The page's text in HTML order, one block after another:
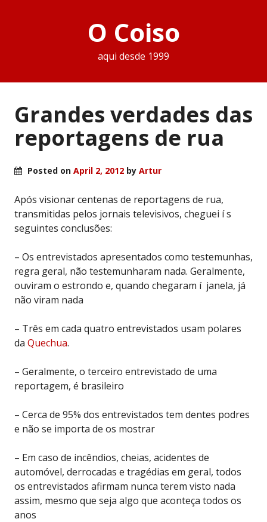
O Coiso
aqui desde 1999
Grandes verdades das
reportagens de rua
Posted on April 2, 2012 by Artur
Após visionar centenas de reportagens de rua,
transmitidas pelos jornais televisivos, cheguei í s
seguintes conclusões:
– Os entrevistados apresentados como testemunhas,
regra geral, não testemunharam nada. Geralmente,
ouviram o estrondo e, quando chegaram í janela, já
não viram nada
– Três em cada quatro entrevistados usam polares
da Quechua.
– Geralmente, o terceiro entrevistado de uma
reportagem, é brasileiro
– Cerca de 95% dos entrevistados tem dentes podres
e não se importa de os mostrar
– Em caso de incêndios, cheias, acidentes de
automóvel, derrocadas e tragédias em geral, todos
os entrevistados afirmam nunca terem visto nada
assim, mesmo que seja algo que aconteça todos os
anos